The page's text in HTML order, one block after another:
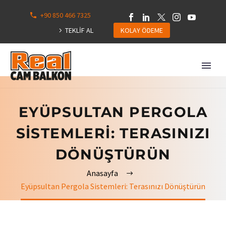
+90 850 466 7325
TEKLİF AL
KOLAY ÖDEME
EYÜPSULTAN PERGOLA
SISTEMLERI: TERASINIZI
DÖNÜŞTÜRÜN
Anasayfa
Eyüpsultan Pergola Sistemleri: Terasınızı Dönüştürün
113
Hepsini
Göster